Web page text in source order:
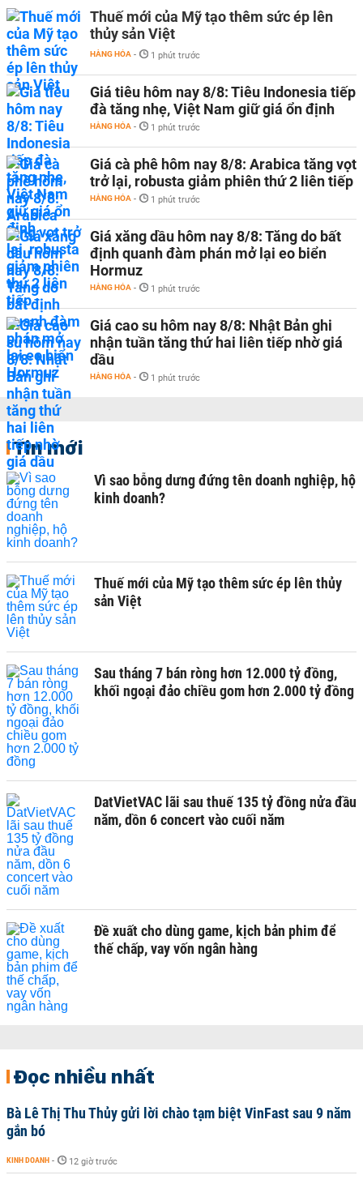
Thuế mới của Mỹ tạo thêm sức ép lên
thủy sản Việt
HÀNG HÓA - 1 phút trước
Giá tiêu hôm nay 8/8: Tiêu Indonesia tiếp
đà tăng nhẹ, Việt Nam giữ giá ổn định
HÀNG HÓA - 1 phút trước
Giá cà phê hôm nay 8/8: Arabica tăng vọt
trở lại, robusta giảm phiên thứ 2 liên tiếp
HÀNG HÓA - 1 phút trước
Giá xăng dầu hôm nay 8/8: Tăng do bất
định quanh đàm phán mở lại eo biển
Hormuz
HÀNG HÓA - 1 phút trước
Giá cao su hôm nay 8/8: Nhật Bản ghi
nhận tuần tăng thứ hai liên tiếp nhờ giá
dầu
HÀNG HÓA - 1 phút trước
Tin mới
Vì sao bỗng dưng đứng tên doanh nghiệp, hộ
kinh doanh?
Thuế mới của Mỹ tạo thêm sức ép lên thủy
sản Việt
Sau tháng 7 bán ròng hơn 12.000 tỷ đồng,
khối ngoại đảo chiều gom hơn 2.000 tỷ đồng
DatVietVAC lãi sau thuế 135 tỷ đồng nửa đầu
năm, dồn 6 concert vào cuối năm
Đề xuất cho dùng game, kịch bản phim để
thế chấp, vay vốn ngân hàng
Đọc nhiều nhất
Bà Lê Thị Thu Thủy gửi lời chào tạm biệt VinFast sau 9 năm
gắn bó
KINH DOANH - 12 giờ trước